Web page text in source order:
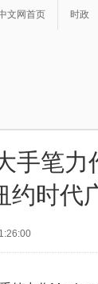
文网首页 时政
手笔
约时代